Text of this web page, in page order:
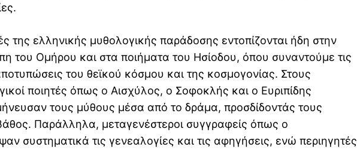
της ελληνικής μυθολογικής παράδοσης εντοπίζονται ήδη στην
του Ομήρου και στα ποιήματα του Ησίοδου, όπου συναντούμε τις
του θεϊκού κόσμου και της κοσμογονίας. Στους
ποιητές όπως ο Αισχύλος, ο Σοφοκλής και ο Ευριπίδης
τους μύθους μέσα από το δράμα, προσδίδοντάς τους
Παράλληλα, μεταγενέστεροι συγγραφείς όπως ο
συστηματικά τις γενεαλογίες και τις αφηγήσεις, ενώ περιηγητές